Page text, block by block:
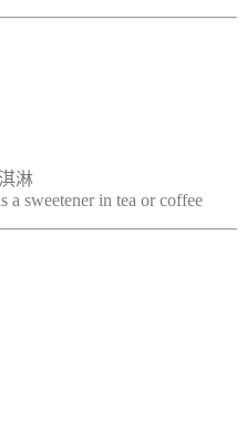
淋
a sweetener in tea or coffee